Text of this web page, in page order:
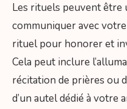
Les rituels peuvent être
communiquer avec
rituel pour honorer et
Cela peut inclure
récitation de prières ou
d’un autel dédié à votre